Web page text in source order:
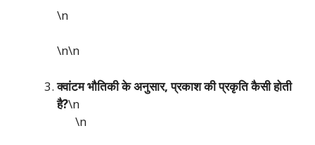
\n
\n\n
क्वांटम भौतिकी के अनुसार, प्रकाश की प्रकृति कैसी होती
है?\n
\n